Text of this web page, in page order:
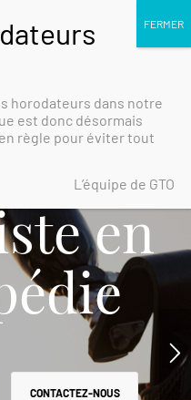
horodateurs dans notre
est donc désormais
règle pour éviter tout
L’équipe de GTO